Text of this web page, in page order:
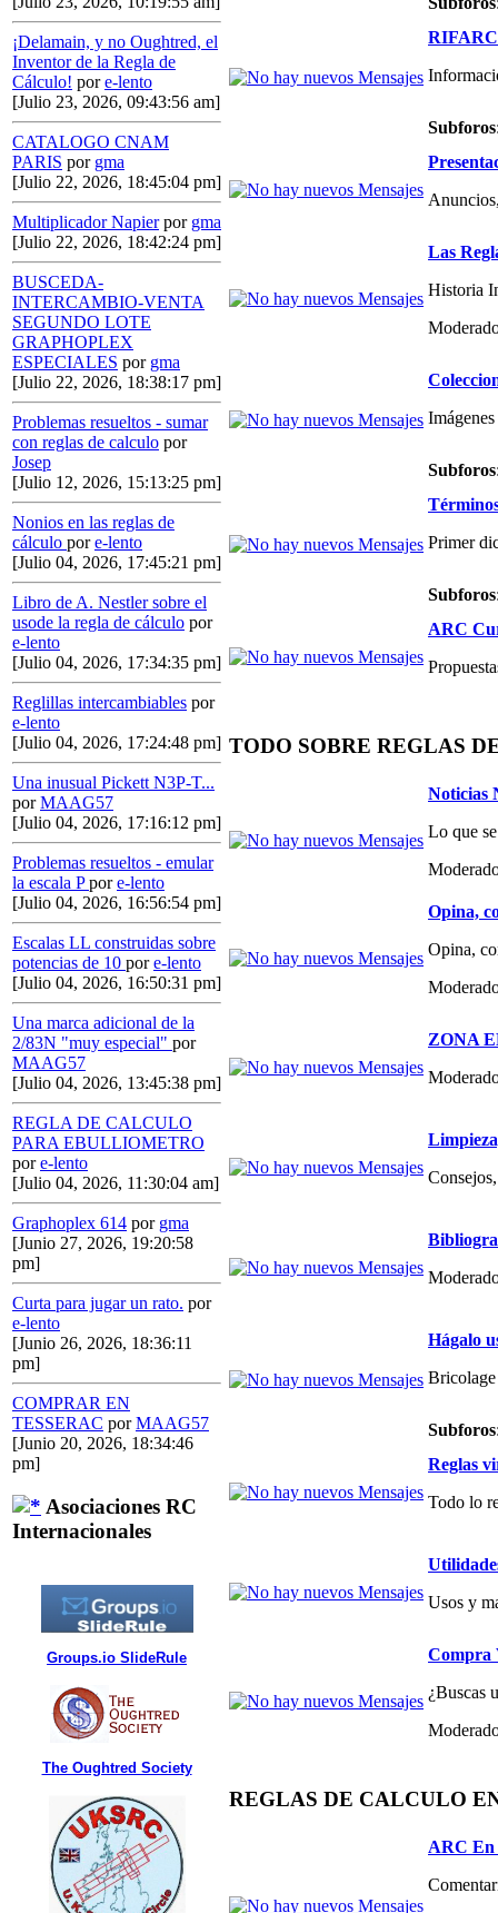
¡Delamain, y no Oughtred, el
Inventor de la Regla de
Cálculo! pore-lento
[Julio 23, 2026, 09:43:56 am]
CATALOGO CNAM
PARIS por gma
[Julio 22, 2026, 18:45:04 pm]
Multiplicador Napier por gma
[Julio 22, 2026, 18:42:24 pm]
BUSCEDA-
INTERCAMBIO-VENTA
SEGUNDO LOTE
GRAPHOPLEX
ESPECIALES por gma
[Julio 22, 2026, 18:38:17 pm]
Problemas resueltos - sumar
con reglas de calculo por
Josep
[Julio 12, 2026, 15:13:25 pm]
Nonios en las reglas de
cálculo pore-lento
[Julio 04, 2026, 17:45:21 pm]
Libro de A. Nestler sobre el
usode la regla de cálculo por
e-lento
[Julio 04, 2026, 17:34:35 pm]
Reglillas intercambiables por
e-lento
[Julio 04, 2026, 17:24:48 pm]
Una inusual Pickett N3P-T...
porMAAG57
[Julio 04, 2026, 17:16:12 pm]
Problemas resueltos - emular
la escala Ppore-lento
[Julio 04, 2026, 16:56:54 pm]
Escalas LL construidas sobre
potencias de 10 pore-lento
[Julio 04, 2026, 16:50:31 pm]
Una marca adicional de la
2/83N "muy especial" por
MAAG57
[Julio 04, 2026, 13:45:38 pm]
REGLA DE CALCULO
PARA EBULLIOMETRO
pore-lento
[Julio 04, 2026, 11:30:04 am]
Graphoplex 614 por gma
[Junio 27, 2026, 19:20:58
pm]
Curta para jugar un rato. por
e-lento
[Junio 26, 2026, 18:36:11
pm]
COMPRAR EN
TESSERAC porMAAG57
[Junio 20, 2026, 18:34:46
pm]
Asociaciones RC
Internacionales
Groups.io SlideRule
The Oughtred Society
Subforos
Las
Historia
Subforos
Primer
Subforos
ARC
TODO SOBRE REGLAS
Noticias
Lo que
Opina,
Opina,
ZONA
Hágalo
Subforos
Reglas
Todo lo
Usos y
Compra
¿Buscas
REGLAS DE CALCULO
ARC En